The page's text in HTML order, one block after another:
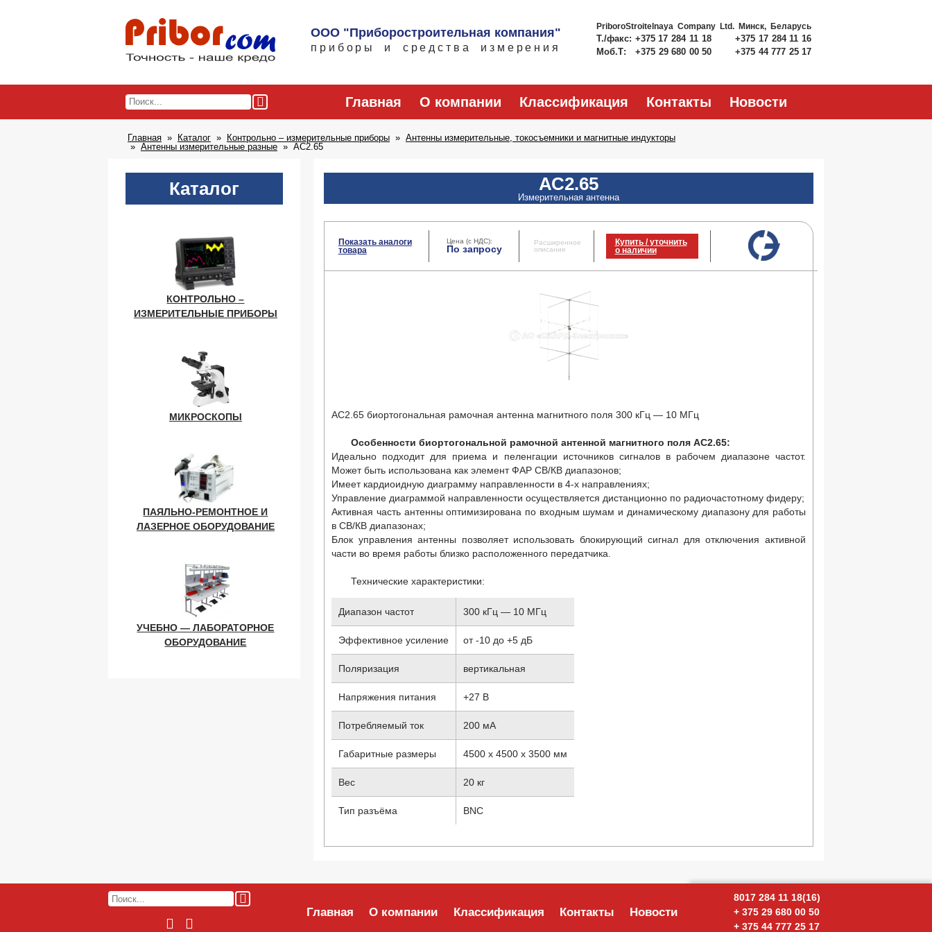
ООО "Приборостроительная компания"
приборы и средства измерения
PriboroStroitelnaya Company Ltd. Минск, Беларусь
Т./факс: +375 17 284 11 18
+375 17 284 11 16
Моб.Т:
+375 29 680 00 50 +375 44 777 25 17
Главная О компании Классификация Контакты Новости
Главная Каталог Контрольно – измерительные приборы
Антенны измерительные, токосъемники и магнитные индукторы
Антенны измерительные разные
АС2.65
Каталог
КОНТРОЛЬНО –
ИЗМЕРИТЕЛЬНЫЕ ПРИБОРЫ
МИКРОСКОПЫ
ПАЯЛЬНО-РЕМОНТНОЕ И
ЛАЗЕРНОЕ ОБОРУДОВАНИЕ
УЧЕБНО — ЛАБОРАТОРНОЕ
ОБОРУДОВАНИЕ
АС2.65
Измерительная антенна
Показать аналоги
товара
Цена (с НДС):
По запросу
Расширенное
описание
Купить / уточнить
о наличии
АС2.65 биортогональная рамочная антенна магнитного поля 300 кГц — 10 МГц
Особенности биортогональной рамочной антенной магнитного поля АС2.65:
Идеально подходит для приема и пеленгации источников сигналов в рабочем диапазоне частот.
Может быть использована как элемент ФАР СВ/КВ диапазонов;
Имеет кардиоидную диаграмму направленности в 4-х направлениях;
Управление диаграммой направленности осуществляется дистанционно по радиочастотному фидеру;
Активная часть антенны оптимизирована по входным шумам и динамическому диапазону для работы
в СВ/КВ диапазонах;
Блок управления антенны позволяет использовать блокирующий сигнал для отключения активной
части во время работы близко расположенного передатчика.
Технические характеристики:
Диапазон частот 300 кГц — 10 МГц
Эффективное усиление от -10 до +5 дБ
Поляризация вертикальная
Напряжения питания +27 В
Потребляемый ток 200 мА
Габаритные размеры 4500 х 4500 х 3500 мм
Вес 20 кг
Тип разъёма BNC
Главная О компании Классификация Контакты Новости
8017 284 11 18(16)
+ 375 29 680 00 50
+ 375 44 777 25 17
ОТПРАВИТЬ ПИСЬМО
Наши менеджеры оперативно свяжутся с вами